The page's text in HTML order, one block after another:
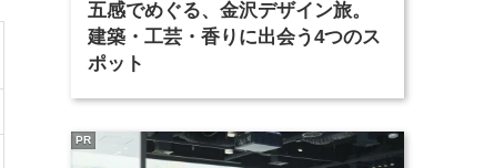
五感でめぐる、金沢デザイン旅。
建築・工芸・香りに出会う4つのス
ポット
PR